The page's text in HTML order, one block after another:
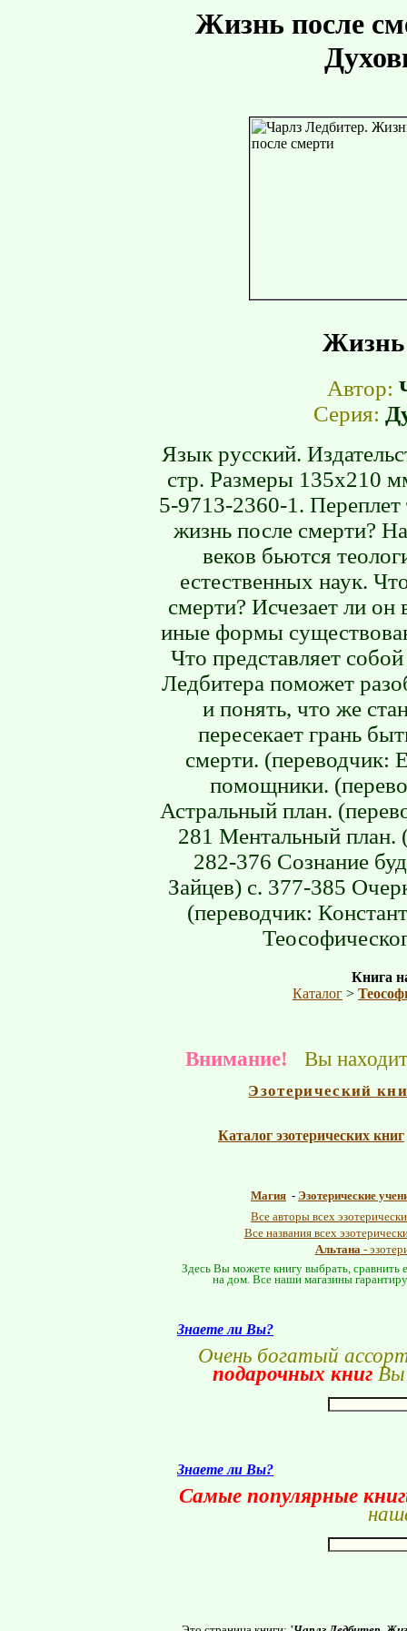
Жизнь после
Жизнь
Автор:
Серия:
Язык русский.
стр. Размеры 135х210
5-9713-2360-1.
жизнь после смерти?
веков бьются
естественных наук.
смерти? Исчезает ли
иные формы
Что представляет
Ледбитера поможет
и понять, что же
пересекает грань
смерти. (переводчик:
помощники.
Астральный план.
281 Ментальный план.
282-376 Сознание
Зайцев) c. 377-385
(переводчик:
Книга
Каталог >
Внимание! Вы
Эзотерический
Каталог эзотерических книг
Магия - Эзотерические
Все авторы всех
Все названия всех
Альтана-
Здесь Вы можете книгу выбрать, сравнить
на дом. Все наши магазины
Знаете ли Вы?
Очень богатый
подарочных книгВы
Знаете ли Вы?
Самые популярные